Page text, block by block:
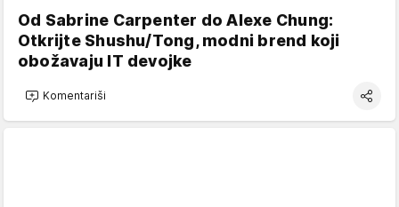
Od Sabrine Carpenter do Alexe Chung:
Otkrijte Shushu/Tong, modni brend koji
obožavaju IT devojke
Komentariši